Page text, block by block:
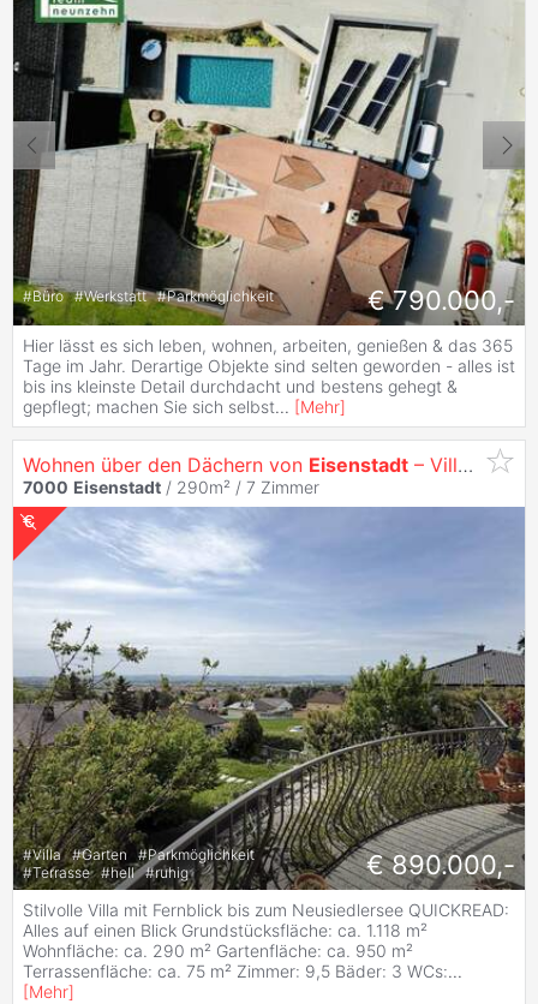
#Büro #Werkstatt #Parkmöglichkeit € 790.000,-
Hier lässt es sich leben, wohnen, arbeiten, genießen & das 365
Tage im Jahr. Derartige Objekte sind selten geworden - alles ist
bis ins kleinste Detail durchdacht und bestens gehegt &
gepflegt; machen Sie sich selbst... [Mehr]
Wohnen über den Dächern von Eisenstadt – Villa mit spektakulärem Fernblick | ZELLMANN IMMOBILIEN
7000 Eisenstadt / 290m² / 7 Zimmer
#Villa #Garten #Parkmöglichkeit
#Terrasse #hell #ruhig € 890.000,-
Stilvolle Villa mit Fernblick bis zum Neusiedlersee QUICKREAD:
Alles auf einen Blick Grundstücksfläche: ca. 1.118 m²
Wohnfläche: ca. 290 m² Gartenfläche: ca. 950 m²
Terrassenfläche: ca. 75 m² Zimmer: 9,5 Bäder: 3 WCs:...
[Mehr]